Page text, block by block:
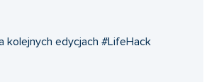
kolejnych edycjach #LifeHack